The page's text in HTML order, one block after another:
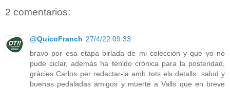
2 comentarios:
@QuicoFranch 27/4/22 09:33
bravo por esa etapa birlada de mi colección y que yo no
pude ciclar, además ha tenido crónica para la posteridad,
gràcies Carlos per redactar-la amb tots els detalls. salud y
buenas pedaladas amigos y muerte a Valls que en breve